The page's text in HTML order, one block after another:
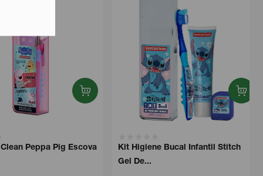
Peppa Pig Escova
Kit Higiene Bucal Infantil Stitch
Gel De...